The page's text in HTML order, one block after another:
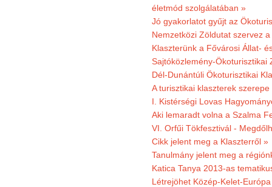
életmód szolgálatában »
Jó gyakorlatot gyűjt az
Nemzetközi Zöldutat szervez
Klaszterünk a Fővárosi Állat-
Sajtóközlemény-Ökoturisztikai
Dél-Dunántúli Ökoturisztikai
A turisztikai klaszterek
I. Kistérségi Lovas
Aki lemaradt volna a Szalma
VI. Orfűi Tökfesztivál -
Cikk jelent meg a Klaszterről »
Tanulmány jelent meg a
Katica Tanya 2013-as
Létrejöhet Közép-Kelet-